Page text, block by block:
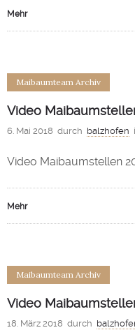
Mehr
0
Maibaumteam Archiv
Video
6. Mai 2018 durch balzhofen
Video Maibaumstellen
Mehr
0
Maibaumteam Archiv
Video
18. März 2018 durch